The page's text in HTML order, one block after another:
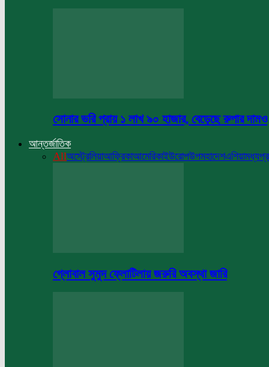
সোনার ভরি প্রায় ১ লাখ ৯০ হাজার, বেড়েছে রুপার দামও
আন্তর্জাতিক
Allঅস্ট্রেলিয়াআফ্রিকাআমেরিকাইউরোপউপমহাদেশএশিয়া
গ্লোবাল সুমুদ ফ্লোটিলায় জরুরি অবস্থা জারি